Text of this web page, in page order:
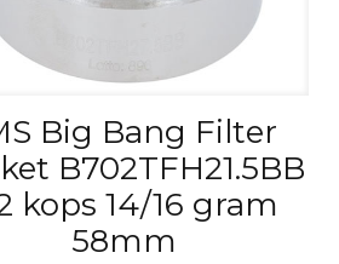
Big Bang Filter
B702TFH21.5BB
kops 14/16 gram
58mm